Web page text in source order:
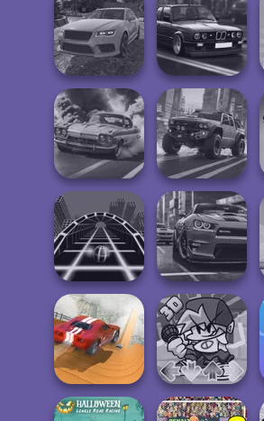
Monster Truck
Crazy Racing 2
Monster Truck
Crazy Racing
Real Drift
Multiplayer
Highway Cars
Traffic Racer
3D Car Simulator 4x4 Offroader
Ball Surfer 3D Real City Driver